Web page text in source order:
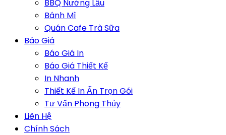
BBQ Nướng Lẩu
Bánh Mì
Quán Cafe Trà Sữa
Báo Giá
Báo Giá In
Báo Giá Thiết Kế
In Nhanh
Thiết Kế In Ấn Trọn Gói
Tư Vấn Phong Thủy
Liên Hệ
Chính Sách